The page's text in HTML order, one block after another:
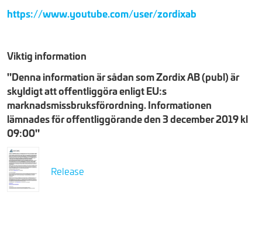
https://www.youtube.com/user/zordixab
Viktig information
"Denna information är sådan som Zordix AB (publ) är
skyldigt att offentliggöra enligt EU:s
marknadsmissbruksförordning. Informationen
lämnades för offentliggörande den 3 december 2019 kl
09:00"
Release